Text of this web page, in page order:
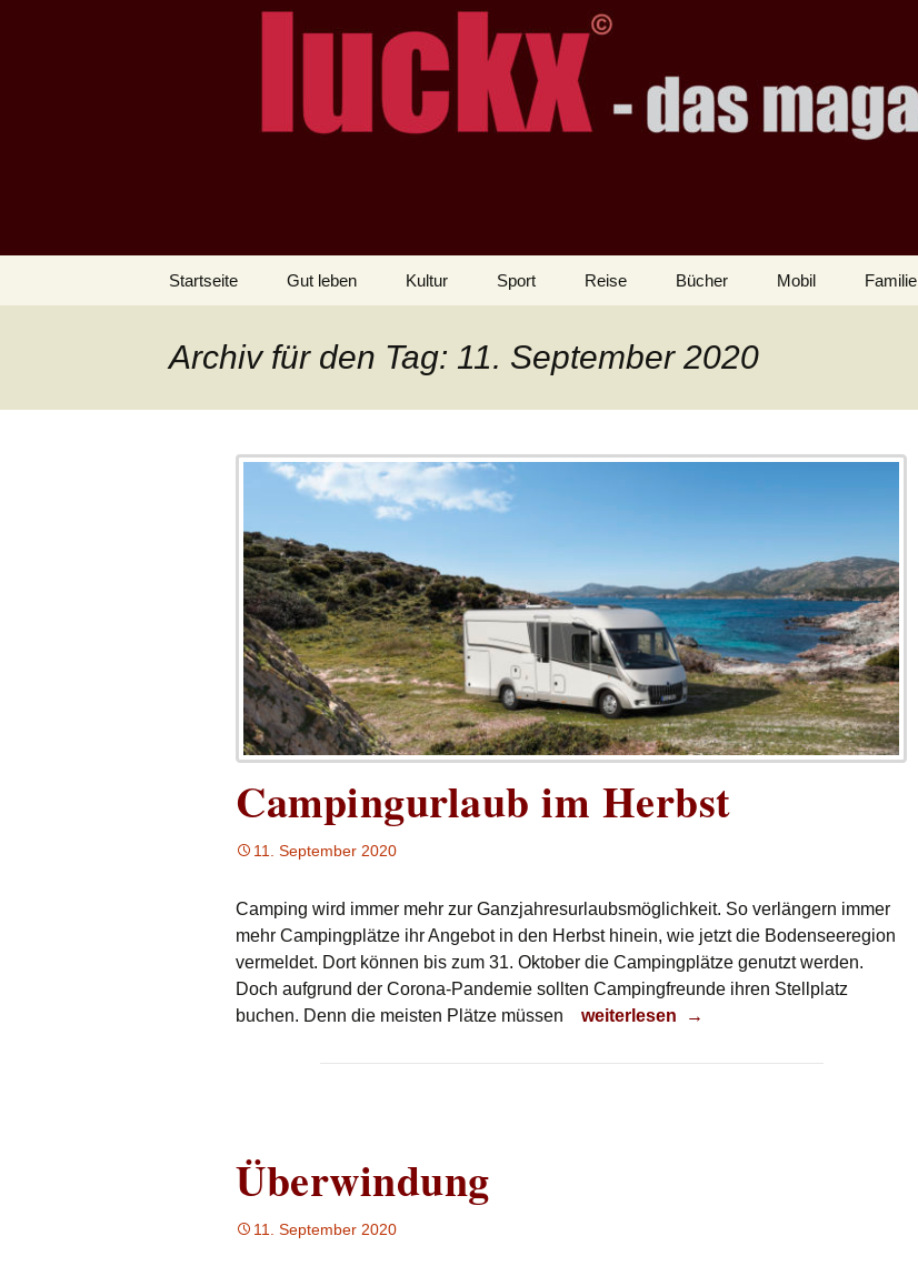
LUCKX
– das Magazin
Startseite Gut leben Kultur Sport Reise Bücher Mobil Familie
Archiv für den Tag: 11. September 2020
Campingurlaub im Herbst
11. September 2020
Camping wird immer mehr zur Ganzjahresurlaubsmöglichkeit. So verlängern immer
mehr Campingplätze ihr Angebot in den Herbst hinein, wie jetzt die Bodenseeregion
vermeldet. Dort können bis zum 31. Oktober die Campingplätze genutzt werden.
Doch aufgrund der Corona-Pandemie sollten Campingfreunde ihren Stellplatz
buchen. Denn die meisten Plätze müssen
Campingurlaub im Herbst
weiterlesen →
Überwindung
11. September 2020